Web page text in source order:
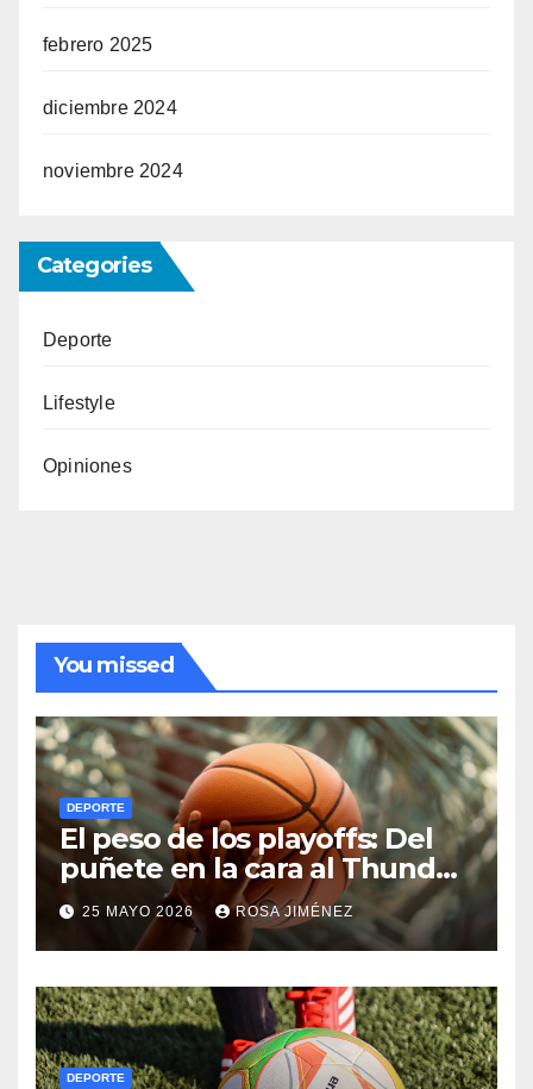
febrero 2025
diciembre 2024
noviembre 2024
Categories
Deporte
Lifestyle
Opiniones
You missed
DEPORTE
El peso de los playoffs: Del
puñete en la cara al Thunder
hasta el olimpo de las
leyendas de la NBA
25 MAYO 2026 ROSA JIMÉNEZ
DEPORTE